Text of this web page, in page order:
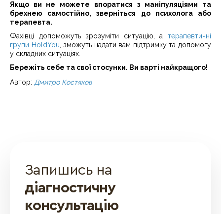
Якщо ви не можете впоратися з маніпуляціями та
брехнею самостійно, зверніться до психолога або
терапевта.
Фахівці допоможуть зрозуміти ситуацію, а терапевтичні
групи HoldYou, зможуть надати вам підтримку та допомогу
у складних ситуаціях.
Бережіть себе та свої стосунки. Ви варті найкращого!
Автор: Дмитро Костяков
Запишись на
діагностичну
консультацію